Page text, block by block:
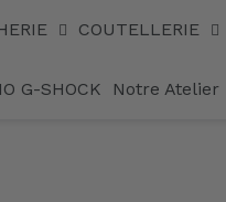
COUTELLERIE
G-SHOCK Notre Atelier